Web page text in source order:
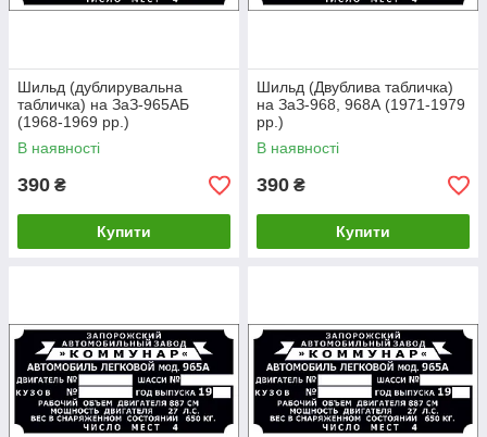
Шильд (дублирувальна
табличка) на ЗаЗ-965АБ
(1968-1969 рр.)
В наявності
390 ₴
Купити
Шильд (Двублива табличка)
на ЗаЗ-968, 968А (1971-1979
рр.)
В наявності
390 ₴
Купити